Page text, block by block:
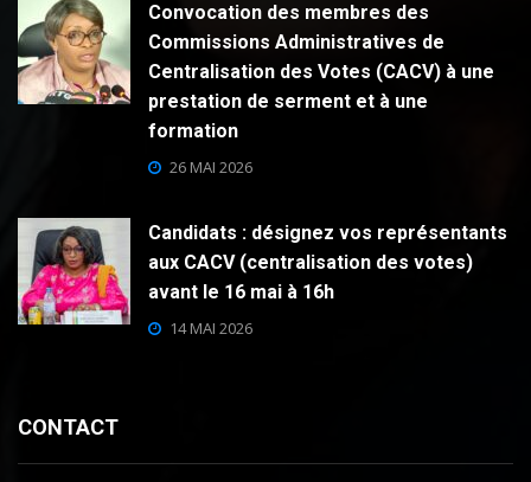
Convocation des membres des
Commissions Administratives de
Centralisation des Votes (CACV) à une
prestation de serment et à une
formation
26 MAI 2026
Candidats : désignez vos représentants
aux CACV (centralisation des votes)
avant le 16 mai à 16h
14 MAI 2026
CONTACT